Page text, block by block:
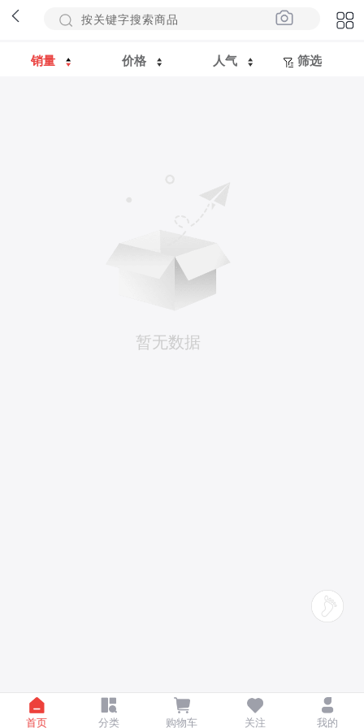
销量 价格 人气 筛选
暂无数据
首页 分类 购物车 关注 我的